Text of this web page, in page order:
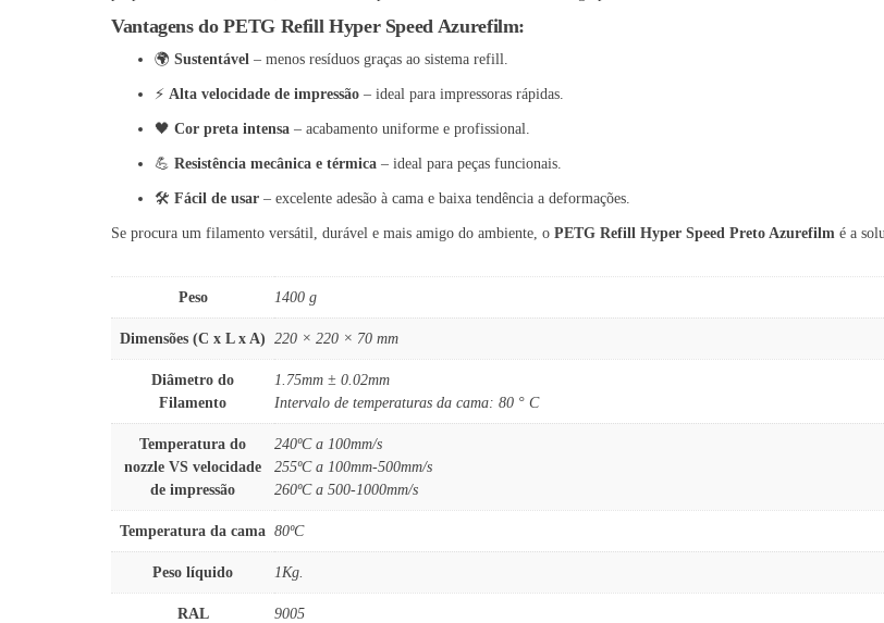
Vantagens do PETG Refill Hyper Speed Azurefilm:
🌍 Sustentável – menos resíduos graças ao sistema refill.
⚡ Alta velocidade de impressão – ideal para impressoras rápidas.
🖤 Cor preta intensa – acabamento uniforme e profissional.
💪 Resistência mecânica e térmica – ideal para peças funcionais.
🛠️ Fácil de usar – excelente adesão à cama e baixa tendência a deformações.
Se procura um filamento versátil, durável e mais amigo do ambiente, o PETG Refill Hyper Speed Preto Azurefilm é a
Peso 1400 g
Dimensões (C x L x A) 220 × 220 × 70 mm
Diâmetro do
Filamento
1.75mm ± 0.02mm
Intervalo de temperaturas da cama: 80 ° C
Temperatura do
nozzle VS velocidade
de impressão
240ºC a 100mm/s
255ºC a 100mm-500mm/s
260ºC a 500-1000mm/s
Temperatura da cama 80ºC
Peso líquido 1Kg.
RAL 9005